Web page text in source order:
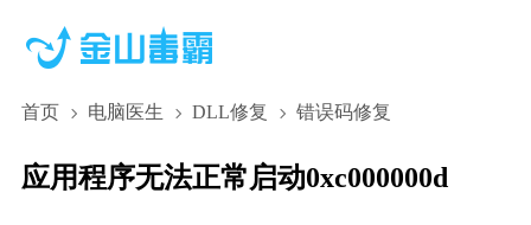
首页 电脑医生 DLL修复 错误码修复
应用程序无法正常启动0xc000000d